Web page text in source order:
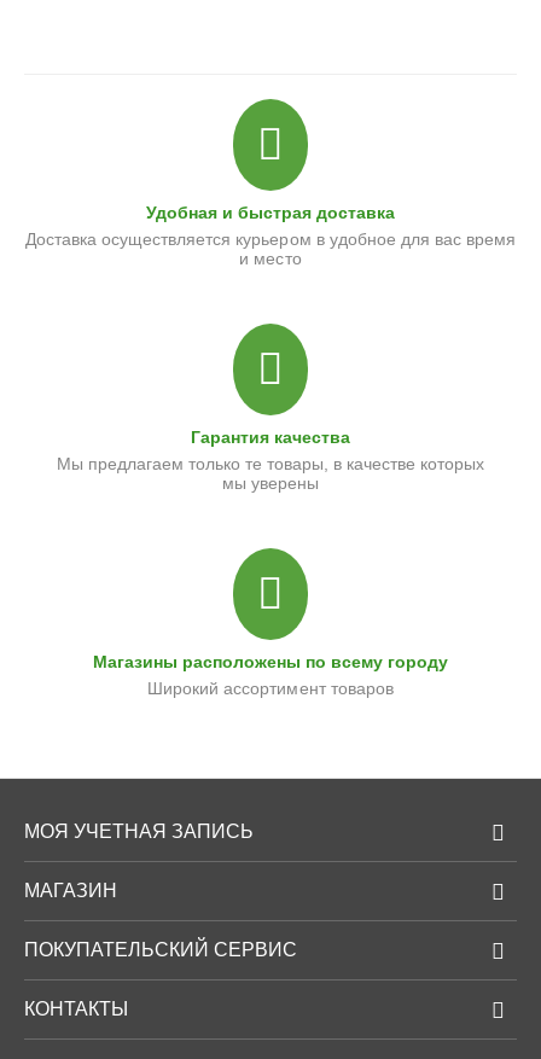
Удобная и быстрая доставка
Доставка осуществляется курьером в удобное для вас время
и место
Гарантия качества
Мы предлагаем только те товары, в качестве которых
мы уверены
Магазины расположены по всему городу
Широкий ассортимент товаров
МОЯ УЧЕТНАЯ ЗАПИСЬ
МАГАЗИН
ПОКУПАТЕЛЬСКИЙ СЕРВИС
КОНТАКТЫ